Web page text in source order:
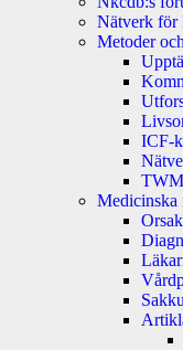
Nätverk för
Metoder
ICF-
Medicinska